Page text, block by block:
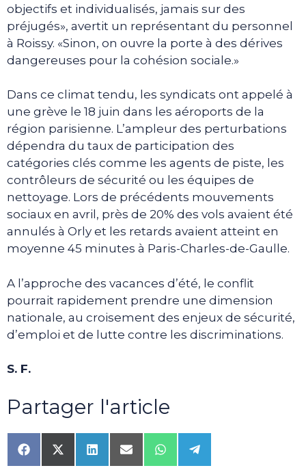
objectifs et individualisés, jamais sur des
préjugés», avertit un représentant du personnel
à Roissy. «Sinon, on ouvre la porte à des dérives
dangereuses pour la cohésion sociale.»
Dans ce climat tendu, les syndicats ont appelé à
une grève le 18 juin dans les aéroports de la
région parisienne. L’ampleur des perturbations
dépendra du taux de participation des
catégories clés comme les agents de piste, les
contrôleurs de sécurité ou les équipes de
nettoyage. Lors de précédents mouvements
sociaux en avril, près de 20% des vols avaient été
annulés à Orly et les retards avaient atteint en
moyenne 45 minutes à Paris-Charles-de-Gaulle.
A l’approche des vacances d’été, le conflit
pourrait rapidement prendre une dimension
nationale, au croisement des enjeux de sécurité,
d’emploi et de lutte contre les discriminations.
S. F.
Partager l'article
ShareShareShareShareShareShare